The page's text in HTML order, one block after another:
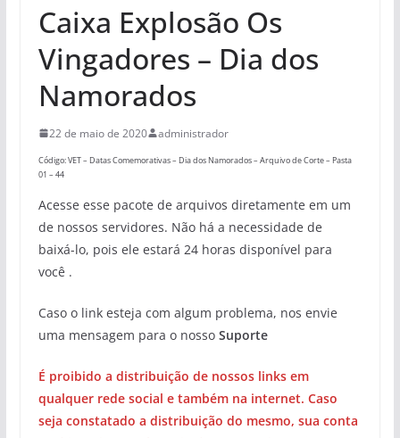
Caixa Explosão Os
Vingadores – Dia dos
Namorados
22 de maio de 2020 administrador
Código: VET – Datas Comemorativas – Dia dos Namorados – Arquivo de Corte – Pasta
01 – 44
Acesse esse pacote de arquivos diretamente em um
de nossos servidores. Não há a necessidade de
baixá-lo, pois ele estará 24 horas disponível para
você .
Caso o link esteja com algum problema, nos envie
uma mensagem para o nossoSuporte
É proibido a distribuição de nossos links em
qualquer rede social e também na internet. Caso
seja constatado a distribuição do mesmo, sua conta